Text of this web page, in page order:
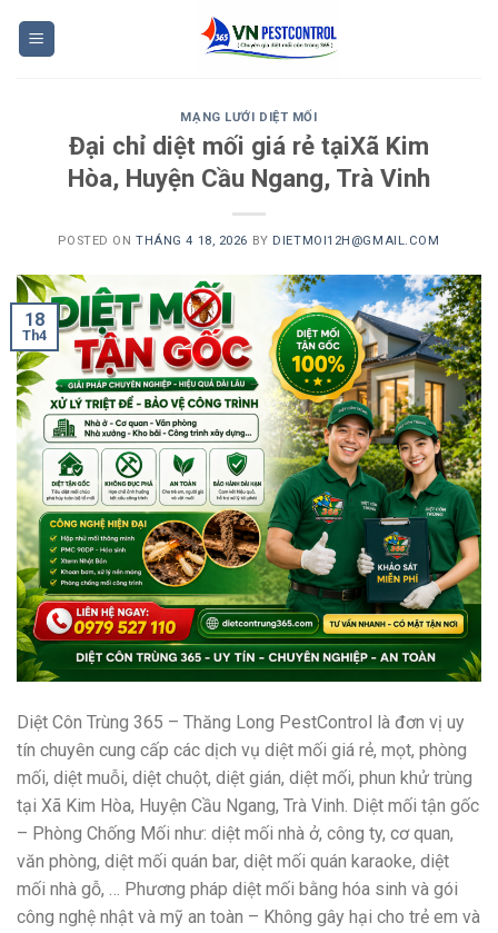
MẠNG LƯỚI DIỆT MỐI
Đại chỉ diệt mối giá rẻ tạiXã Kim
Hòa, Huyện Cầu Ngang, Trà Vinh
POSTED ONTHÁNG 4 18, 2026 BY DIETMOI12H@GMAIL.COM
18
Th4
Diệt Côn Trùng 365 – Thăng Long PestControl là đơn vị uy
tín chuyên cung cấp các dịch vụ diệt mối giá rẻ, mọt, phòng
mối, diệt muỗi, diệt chuột, diệt gián, diệt mối, phun khử trùng
tại Xã Kim Hòa, Huyện Cầu Ngang, Trà Vinh. Diệt mối tận gốc
– Phòng Chống Mối như: diệt mối nhà ở, công ty, cơ quan,
văn phòng, diệt mối quán bar, diệt mối quán karaoke, diệt
mối nhà gỗ, … Phương pháp diệt mối bằng hóa sinh và gói
công nghệ nhật và mỹ an toàn – Không gây hại cho trẻ em và